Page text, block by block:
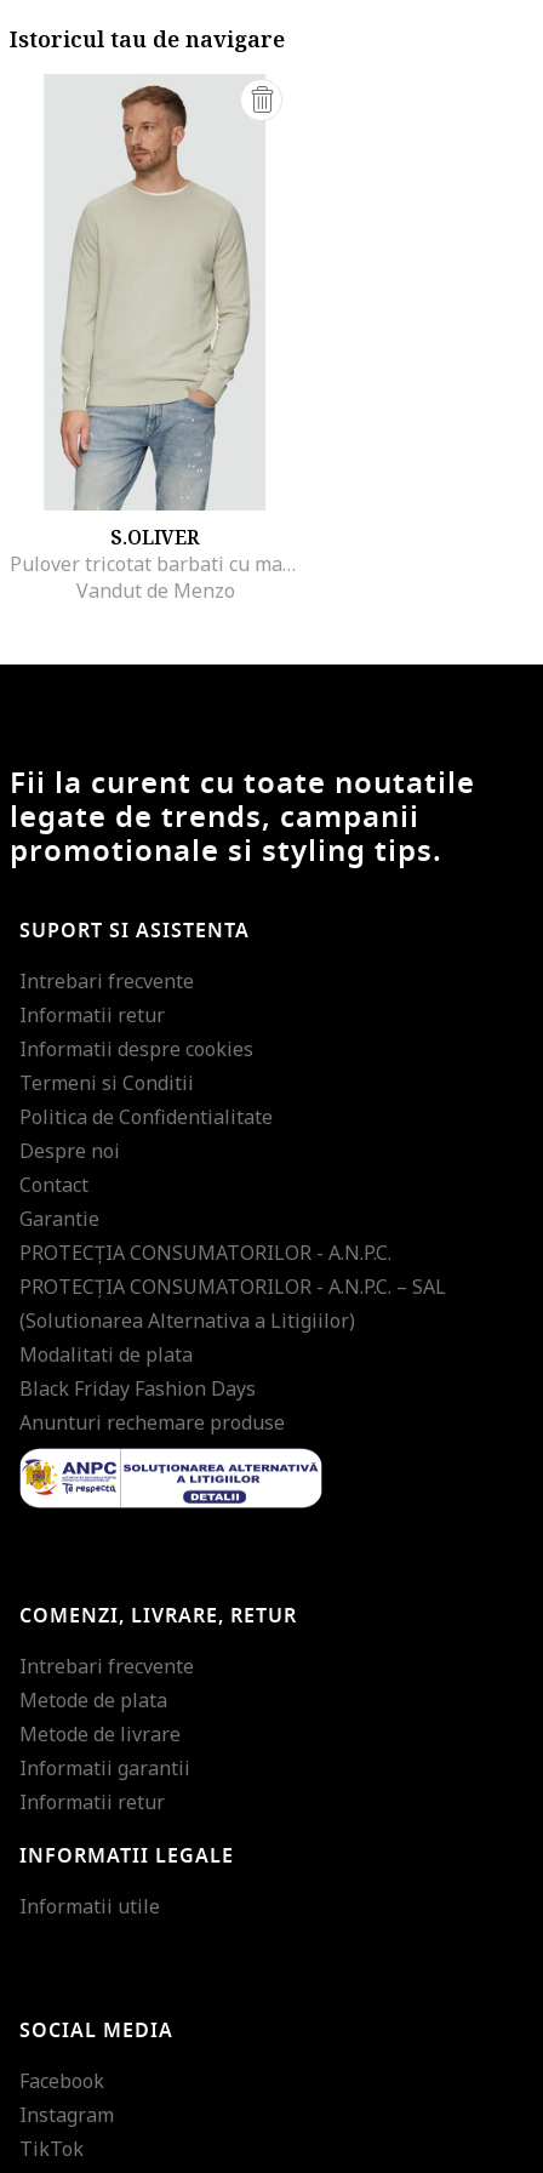
Istoricul tau de navigare
S.OLIVER
Pulover tricotat barbati cu maneci raglan din bumbac, Crem, Crem
Vandut de Menzo
Fii la curent cu toate noutatile
legate de trends, campanii
promotionale si styling tips.
SUPORT SI ASISTENTA
Intrebari frecvente
Informatii retur
Informatii despre cookies
Termeni si Conditii
Politica de Confidentialitate
Despre noi
Contact
Garantie
PROTECŢIA CONSUMATORILOR - A.N.P.C.
PROTECŢIA CONSUMATORILOR - A.N.P.C. – SAL
(Solutionarea Alternativa a Litigiilor)
Modalitati de plata
Black Friday Fashion Days
Anunturi rechemare produse
COMENZI, LIVRARE, RETUR
Intrebari frecvente
Metode de plata
Metode de livrare
Informatii garantii
Informatii retur
INFORMATII LEGALE
Informatii utile
SOCIAL MEDIA
Facebook
Instagram
TikTok